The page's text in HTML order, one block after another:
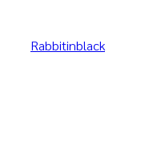
content
Rabbitinblack